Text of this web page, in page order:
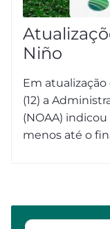
Niño
Em
(12) a
(NOAA)
menos até o